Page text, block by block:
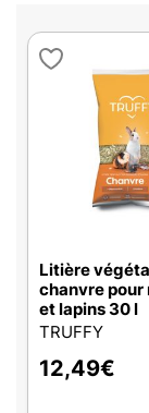
Litière
chanvre pour
et lapins 30 l
TRUFFY
12,49€